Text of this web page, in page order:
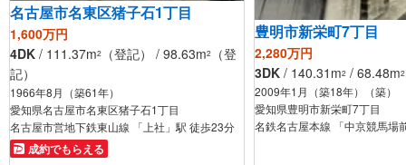
名古屋市名東区猪子石1丁目
1,600万円
4DK / 111.37m2 （登記） / 98.63m2
（登
記）
1966年8月（築61年）
愛知県名古屋市名東区猪子石1丁目
名古屋市営地下鉄東山線 「上社」駅 徒歩23分
成約でもらえる
豊明市新栄町7丁目
2,280万円
3DK / 140.31m2 / 68.48m2
2009年1月（築18年）（築）
愛知県豊明市新栄町7丁目
名鉄名古屋本線 「中京競馬場